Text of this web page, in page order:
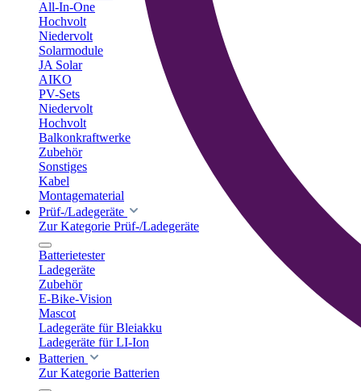
All-In-One
Hochvolt
Niedervolt
Solarmodule
JA Solar
AIKO
PV-Sets
Niedervolt
Hochvolt
Balkonkraftwerke
Zubehör
Sonstiges
Kabel
Montagematerial
Prüf-/Ladegeräte
Zur Kategorie Prüf-/Ladegeräte
Batterietester
Ladegeräte
Zubehör
E-Bike-Vision
Mascot
Ladegeräte für Bleiakku
Ladegeräte für LI-Ion
Batterien
Zur Kategorie Batterien